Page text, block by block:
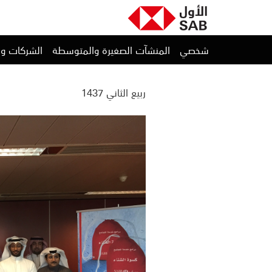
شخصي المنشآت الصغيرة والمتوسطة الشركات
ربيع الثاني 1437